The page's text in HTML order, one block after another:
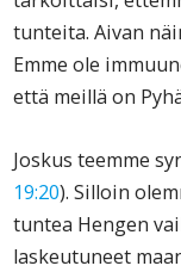
tunteita. Aivan
Emme ole
että meillä on
Joskus teemme
19:20). Silloin
tuntea Hengen
laskeutuneet